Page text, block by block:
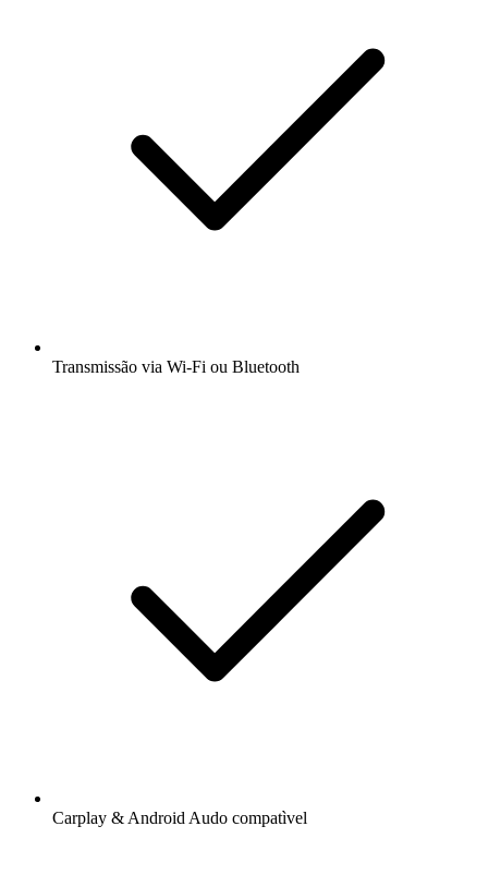
Transmissão via Wi-Fi ou Bluetooth
Carplay & Android Audo compatìvel